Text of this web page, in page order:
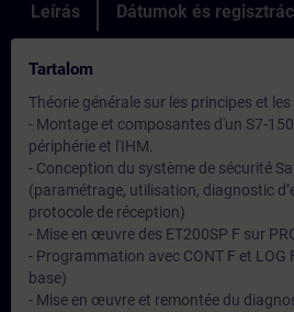
Leírás Dátumok és
Tartalom
Théorie générale sur les principes et
- Montage et composantes d'un S7-
périphérie et l'IHM.
- Conception du système de sécurité
(paramétrage, utilisation, diagnostic
protocole de réception)
- Mise en œuvre des ET200SP F sur
- Programmation avec CONT F et LOG
base)
- Mise en œuvre et remontée du